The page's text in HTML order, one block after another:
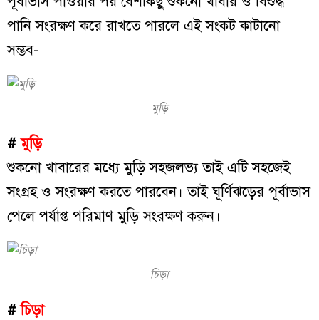
পানি সংরক্ষণ করে রাখতে পারলে এই সংকট কাটানো
সম্ভব-
মুড়ি
# মুড়ি
শুকনো খাবারের মধ্যে মুড়ি সহজলভ্য তাই এটি সহজেই
সংগ্রহ ও সংরক্ষণ করতে পারবেন। তাই ঘূর্ণিঝড়ের পূর্বাভাস
পেলে পর্যাপ্ত পরিমাণ মুড়ি সংরক্ষণ করুন।
চিড়া
#চিড়া